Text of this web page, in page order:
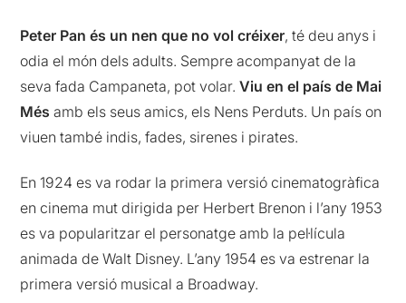
Peter Pan és un nen que no vol créixer, té deu anys i
odia el món dels adults. Sempre acompanyat de la
seva fada Campaneta, pot volar.Viu en el país de Mai
Més amb els seus amics, els Nens Perduts. Un país on
viuen també indis, fades, sirenes i pirates.
En 1924 es va rodar la primera versió cinematogràfica
en cinema mut dirigida per Herbert Brenon i l’any 1953
es va popularitzar el personatge amb la pel·lícula
animada de Walt Disney. L’any 1954 es va estrenar la
primera versió musical a Broadway.